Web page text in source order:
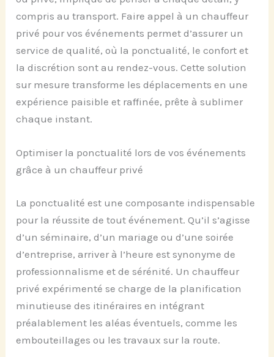
compris au transport. Faire appel à un chauffeur
privé pour vos événements permet d’assurer un
service de qualité, où la ponctualité, le confort et
la discrétion sont au rendez-vous. Cette solution
sur mesure transforme les déplacements en une
expérience paisible et raffinée, prête à sublimer
chaque instant.
Optimiser la ponctualité lors de vos événements
grâce à un chauffeur privé
La ponctualité est une composante indispensable
pour la réussite de tout événement. Qu’il s’agisse
d’un séminaire, d’un mariage ou d’une soirée
d’entreprise, arriver à l’heure est synonyme de
professionnalisme et de sérénité. Un chauffeur
privé expérimenté se charge de la planification
minutieuse des itinéraires en intégrant
préalablement les aléas éventuels, comme les
embouteillages ou les travaux sur la route.